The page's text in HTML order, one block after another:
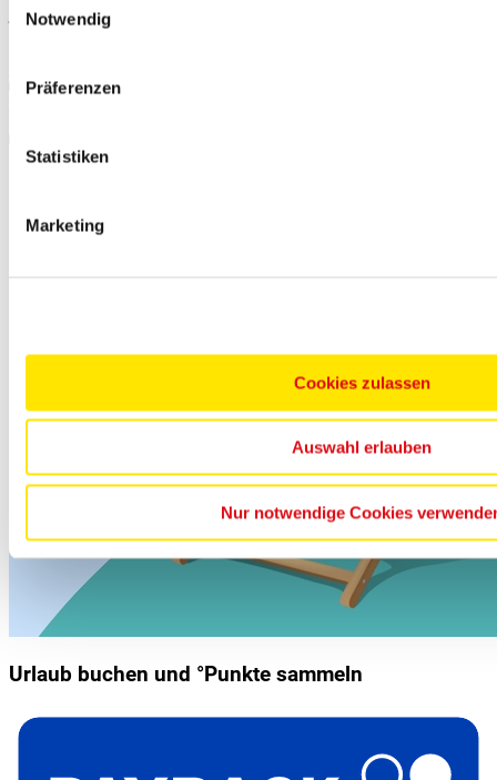
Notwendig
Präferenzen
Statistiken
Marketing
Cookies zulassen
Auswahl erlauben
Nur notwendige Cookies
PAYBACK° Punkte sammeln
Urlaub buchen und °Punkte sammeln